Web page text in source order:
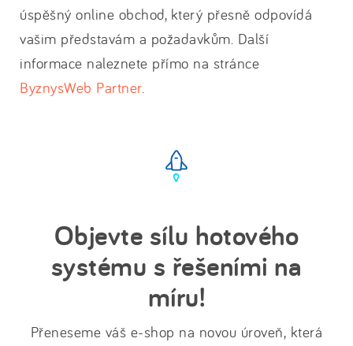
úspěšný online obchod, který přesně odpovídá
vašim představám a požadavkům. Další
informace naleznete přímo na stránce
ByznysWeb Partner.
Objevte sílu hotového
systému s řešeními na
míru!
Přeneseme váš e-shop na novou úroveň, která